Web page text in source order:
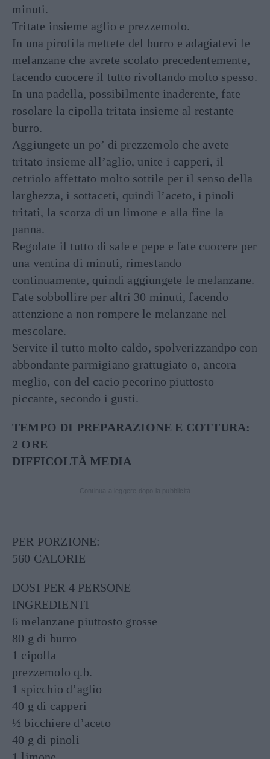
minuti.
Tritate insieme aglio e prezzemolo.
In una pirofila mettete del burro e adagiatevi le
melanzane che avrete scolato precedentemente,
facendo cuocere il tutto rivoltando molto spesso.
In una padella, possibilmente inaderente, fate
rosolare la cipolla tritata insieme al restante
burro.
Aggiungete un po’ di prezzemolo che avete
tritato insieme all’aglio, unite i capperi, il
cetriolo affettato molto sottile per il senso della
larghezza, i sottaceti, quindi l’aceto, i pinoli
tritati, la scorza di un limone e alla fine la
panna.
Regolate il tutto di sale e pepe e fate cuocere per
una ventina di minuti, rimestando
continuamente, quindi aggiungete le melanzane.
Fate sobbollire per altri 30 minuti, facendo
attenzione a non rompere le melanzane nel
mescolare.
Servite il tutto molto caldo, spolverizzandpo con
abbondante parmigiano grattugiato o, ancora
meglio, con del cacio pecorino piuttosto
piccante, secondo i gusti.
TEMPO DI PREPARAZIONE E COTTURA:
2 ORE
DIFFICOLTÀ MEDIA
PER PORZIONE:
560 CALORIE
DOSI PER 4 PERSONE
INGREDIENTI
6 melanzane piuttosto grosse
80 g di burro
1 cipolla
prezzemolo q.b.
1 spicchio d’aglio
40 g di capperi
½ bicchiere d’aceto
40 g di pinoli